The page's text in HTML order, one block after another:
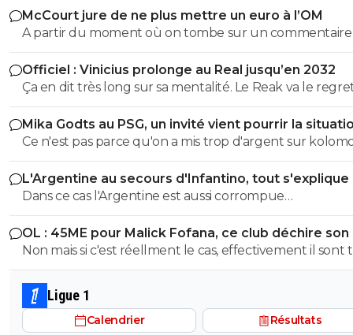
McCourt jure de ne plus mettre un euro à l’OM
A partir du moment où on tombe sur un
Raymonde on sait qu'on tombe sur un commentaire
teubé 😂🤣🤣 PS: ce crétin prétend qu'un commentaire avec
emoji est un commentaire de teubé? C'est marrant sur
Twitter/X Obama, Musk et tout un tas de prix Nobel
énormément les emojis... Encore des teubés c'est ça?
de Raymonde va, encore une fois bâchée 😂🤣🤣
Officiel : Vinicius prolonge au Real jusqu’en 2032
Ça en dit très long sur sa mentalité. Le Reak va le
quand il fera de nouveau du boudin et qu'il passera
sportivement au second plan derrière Mbappé voire
Bellingham
Mika Godts au PSG, un invité vient pourrir la
Ce n'est pas parce qu'on a mis trop d'argent sur
qu'on doit recommencer les mêmes conneries en
payanttrop cher.On a fait de belles acquisitions à des
raisonnables avec Vitinha ou Neves .ça suffit cette
aberrante de payer un joueur à des prix fous apres 1
de bonne de sa part
L'Argentine au secours d'Infantino, tout s'explique
Dans ce cas l'Argentine est aussi corrompue
qu'Infantino...Entre corrompus l'entente est parfaite.
OL : 45ME pour Malick Fofana, ce club déchire
Non mais si c'est réellment le cas, effectivement il sont
gourmand ou ils veulent tout simplement pa sle
Mais oui 45 pour un joueur qui sort d'une saison
aucun club serieux ne posera ce prix là...
Ligue 1
Calendrier Résultats